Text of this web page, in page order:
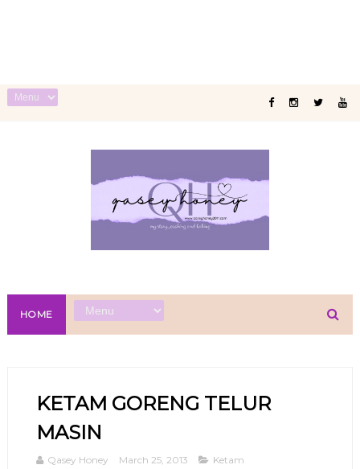
HOME
KETAM GORENG TELUR
MASIN
Qasey Honey March 25, 2013 Ketam